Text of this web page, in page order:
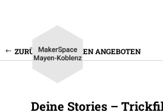
ZURÜCK ZU UNSEREN ANGEBOTEN
Deine Stories –